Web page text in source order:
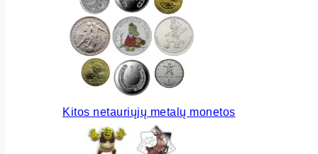
Kitos netauriųjų metalų monetos